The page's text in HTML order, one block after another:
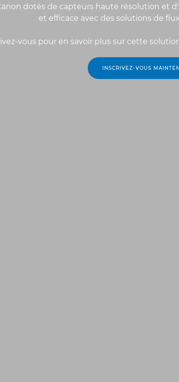
dotés de capteurs haute résolution
et efficace avec des solutions de
vous pour en savoir plus sur cette
INSCRIVEZ-VOUS